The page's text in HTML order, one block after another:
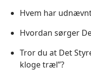
Hvem har
Hvordan sørger
Tror du at Det
kloge træl”?